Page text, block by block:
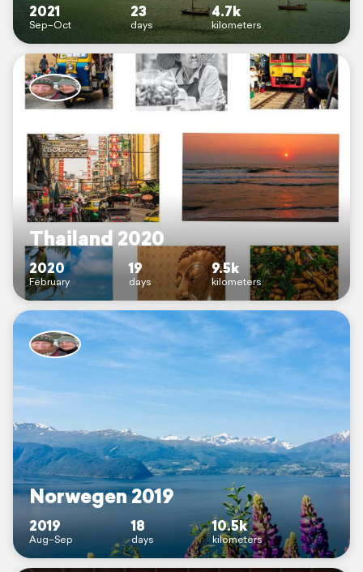
2021
Sep–Oct
23
days
4.7k
kilometers
Thailand 2020
2020
February
19
days
9.5k
kilometers
Norwegen 2019
2019
Aug–Sep
18
days
10.5k
kilometers